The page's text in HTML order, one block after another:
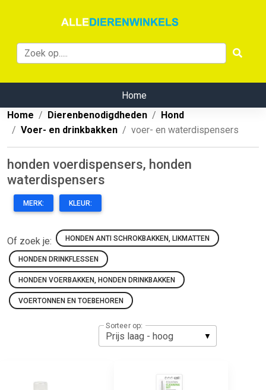
Home
Home
Dierenbenodigdheden
Hond
Voer- en drinkbakken
voer- en waterdispensers
honden voerdispensers, honden
waterdispensers
MERK: KLEUR:
Of zoek je: HONDEN ANTI SCHROKBAKKEN, LIKMATTEN
HONDEN DRINKFLESSEN
HONDEN VOERBAKKEN, HONDEN DRINKBAKKEN
VOERTONNEN EN TOEBEHOREN
Sorteer op: